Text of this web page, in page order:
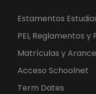
Estamentos
PEI, Reglamentos y
Matrículas y
Acceso Schoolnet
Term Dates